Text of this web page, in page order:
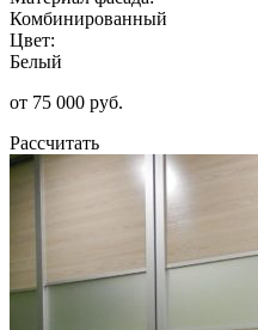
Комбинированный
Цвет:
Белый
от 75 000 руб.
Рассчитать